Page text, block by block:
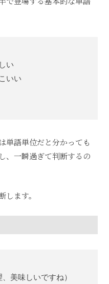
い
いい
単語単位だと分かっても
、一瞬過ぎて判断するの
ます。
美味しいですね）